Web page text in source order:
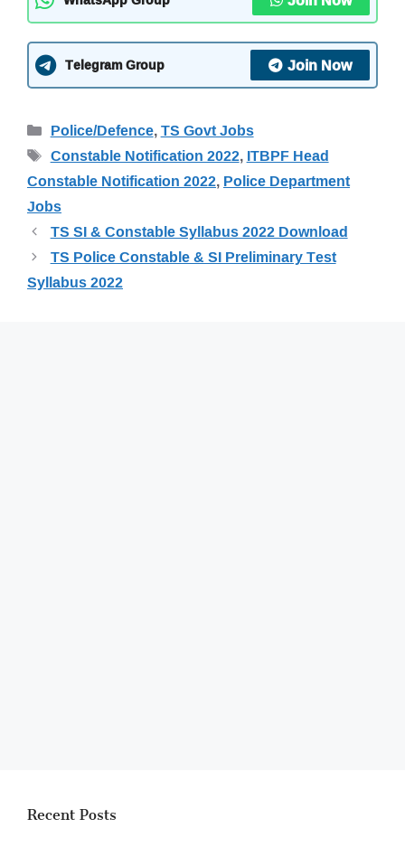
Telegram Group Join Now
Categories
Police/Defence,TS Govt Jobs
Tags
Constable Notification 2022,ITBPF Head
Constable Notification 2022,Police Department
Jobs
TS SI & Constable Syllabus 2022 Download
TS Police Constable & SI Preliminary Test
Syllabus 2022
Recent Posts